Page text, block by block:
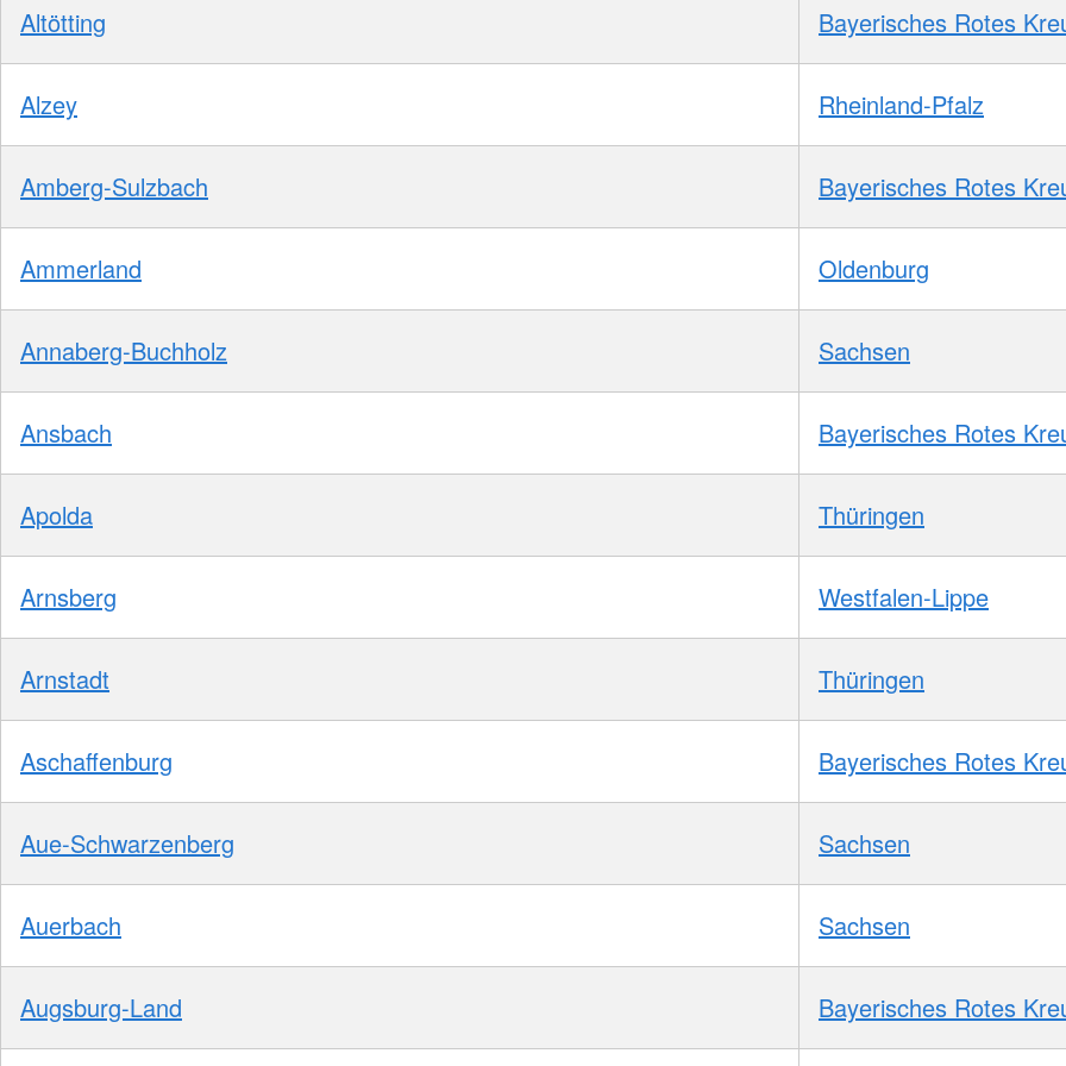
Altötting Bayerisches Rotes
Alzey Rheinland-Pfalz
Amberg-Sulzbach Bayerisches Rotes
Ammerland Oldenburg
Annaberg-Buchholz Sachsen
Ansbach Bayerisches Rotes
Apolda Thüringen
Arnsberg Westfalen-Lippe
Arnstadt Thüringen
Aschaffenburg Bayerisches Rotes
Aue-Schwarzenberg Sachsen
Auerbach Sachsen
Augsburg-Land Bayerisches Rotes